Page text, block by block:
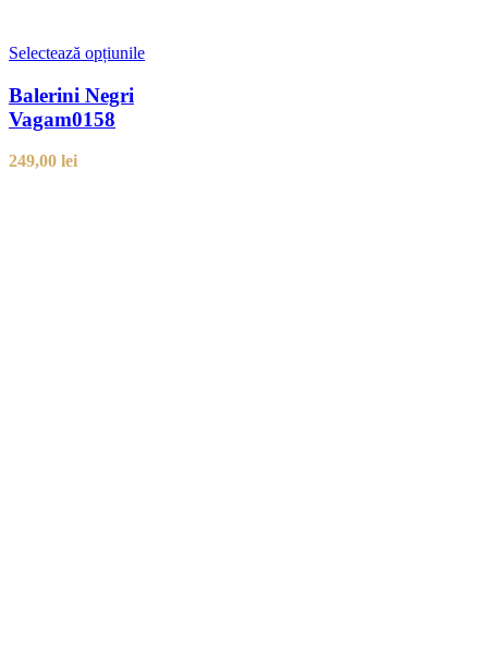
Selectează opțiunile
Balerini Negri
Vagam0158
249,00 lei